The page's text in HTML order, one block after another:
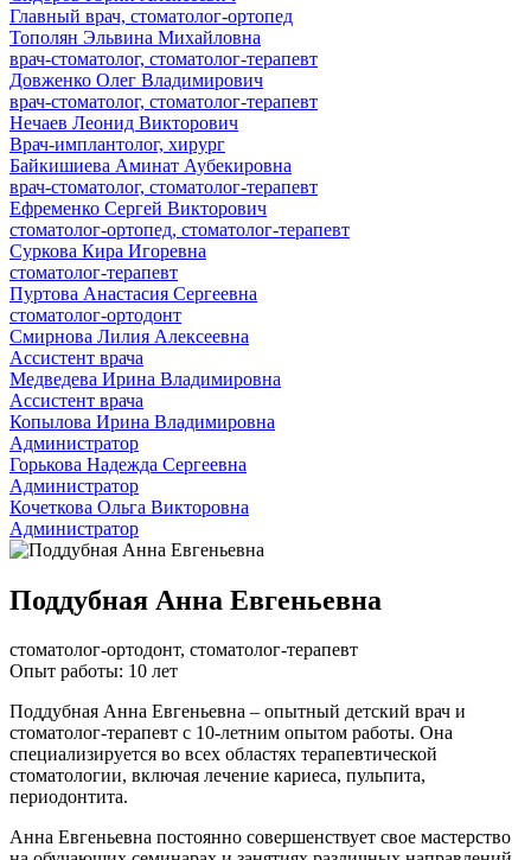
Главный врач, стоматолог-ортопед
Тополян Эльвина Михайловна
врач-стоматолог, стоматолог-терапевт
Довженко Олег Владимирович
врач-стоматолог, стоматолог-терапевт
Нечаев Леонид Викторович
Врач-имплантолог, хирург
Байкишиева Аминат Аубекировна
врач-стоматолог, стоматолог-терапевт
Ефременко Сергей Викторович
стоматолог-ортопед, стоматолог-терапевт
Суркова Кира Игоревна
стоматолог-терапевт
Пуртова Анастасия Сергеевна
стоматолог-ортодонт
Смирнова Лилия Алексеевна
Ассистент врача
Медведева Ирина Владимировна
Ассистент врача
Копылова Ирина Владимировна
Администратор
Горькова Надежда Сергеевна
Администратор
Кочеткова Ольга Викторовна
Администратор
Поддубная Анна Евгеньевна
стоматолог-ортодонт, стоматолог-терапевт
Опыт работы: 10 лет
Поддубная Анна Евгеньевна – опытный детский врач и
стоматолог-терапевт с 10-летним опытом работы. Она
специализируется во всех областях терапевтической
стоматологии, включая лечение кариеса, пульпита,
периодонтита.
Анна Евгеньевна постоянно совершенствует свое мастерство